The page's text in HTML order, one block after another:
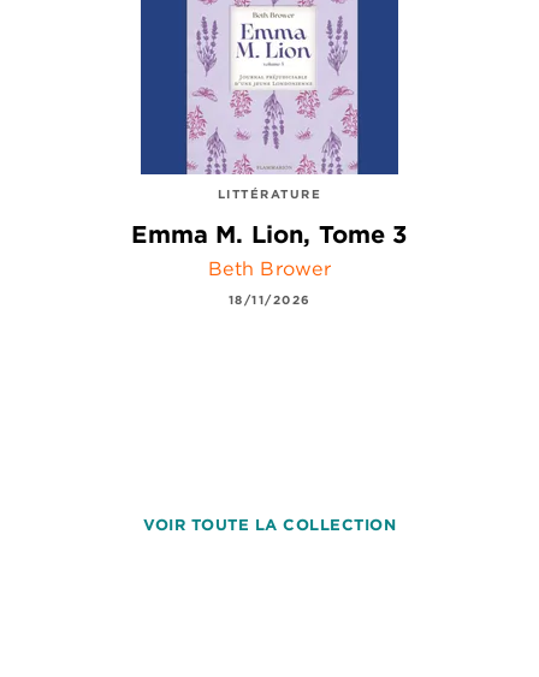
LITTÉRATURE
Emma M. Lion, Tome 3
Beth Brower
18/11/2026
VOIR TOUTE LA COLLECTION